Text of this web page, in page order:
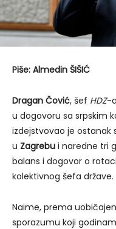
Piše: Almedin ŠIŠIĆ
Dragan Čović, šef HDZ-
u dogovoru sa srpskim
izdejstvovao je ostanak
u Zagrebu i naredne tri
balans i dogovor o
kolektivnog šefa države.
Naime, prema
sporazumu koji